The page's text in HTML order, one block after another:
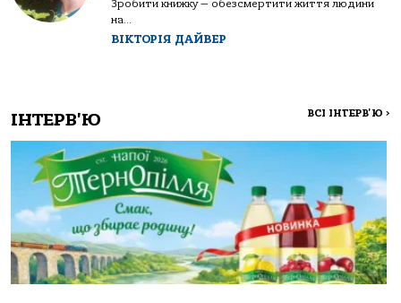
Зробити книжку — обезсмертити життя людини
на...
ВІКТОРІЯ ДАЙВЕР
ІНТЕРВ'Ю ВСІ ІНТЕРВ'Ю >